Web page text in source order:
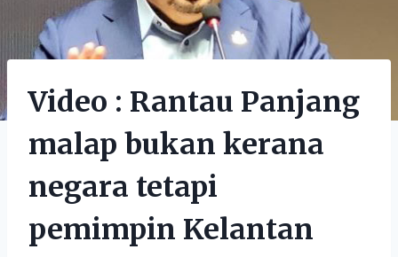
Video : Rantau Panjang
malap bukan kerana
negara tetapi
pemimpin Kelantan